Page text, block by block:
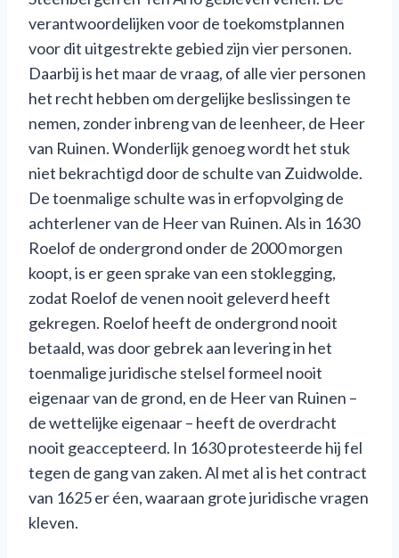
verantwoordelijken voor de toekomstplannen
voor dit uitgestrekte gebied zijn vier personen.
Daarbij is het maar de vraag, of alle vier personen
het recht hebben om dergelijke beslissingen te
nemen, zonder inbreng van de leenheer, de Heer
van Ruinen. Wonderlijk genoeg wordt het stuk
niet bekrachtigd door de schulte van Zuidwolde.
De toenmalige schulte was in erfopvolging de
achterlener van de Heer van Ruinen. Als in 1630
Roelof de ondergrond onder de 2000 morgen
koopt, is er geen sprake van een stoklegging,
zodat Roelof de venen nooit geleverd heeft
gekregen. Roelof heeft de ondergrond nooit
betaald, was door gebrek aan levering in het
toenmalige juridische stelsel formeel nooit
eigenaar van de grond, en de Heer van Ruinen –
de wettelijke eigenaar – heeft de overdracht
nooit geaccepteerd. In 1630 protesteerde hij fel
tegen de gang van zaken. Al met al is het contract
van 1625 er éen, waaraan grote juridische vragen
kleven.